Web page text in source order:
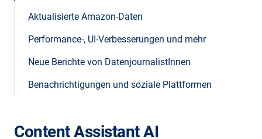
Aktualisierte Amazon-Daten
Performance-, UI-Verbesserungen und mehr
Neue Berichte von DatenjournalistInnen
Benachrichtigungen und soziale Plattformen
Content Assistant AI